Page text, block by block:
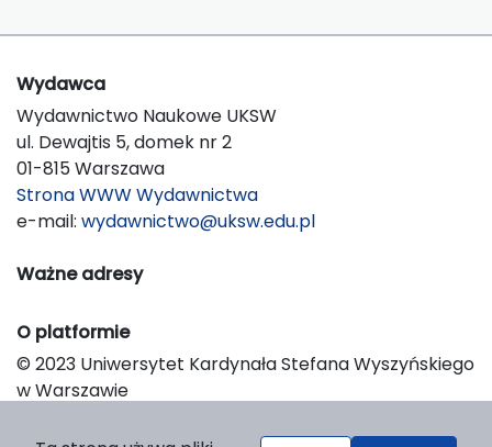
Wydawca
Wydawnictwo Naukowe UKSW
ul. Dewajtis 5, domek nr 2
01-815 Warszawa
Strona WWW Wydawnictwa
e-mail: wydawnictwo@uksw.edu.pl
Ważne adresy
O platformie
© 2023 Uniwersytet Kardynała Stefana Wyszyńskiego
w Warszawie